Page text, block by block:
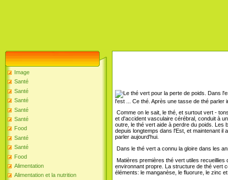
Image
Santé
Santé
Santé
Santé
Santé
Food
Santé
Santé
Food
Alimentation
Alimentation et la nutrition
Dans
l'est ... Ce thé. Après une tasse de thé parler
Comme on le sait, le thé, et surtout vert -
et d'accident vasculaire cérébral, conduit à
outre, le thé vert aide à perdre du poids. Les
depuis longtemps dans l'Est, et maintenant il
parler aujourd'hui.
Dans le thé vert a connu la gloire dans les
Matières premières thé vert utiles recueillies
environnant propre. La structure de thé vert
éléments: le manganèse, le fluorure, le zinc